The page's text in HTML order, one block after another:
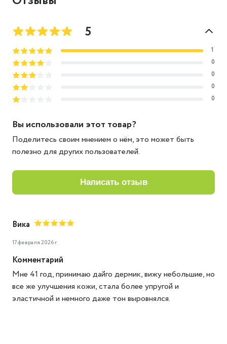
Вика
17 февраля 2026 г.
Комментарий
Мне 41 год, принимаю дайго дермик, вижу небольшие, но
все же улучшения кожи, стала более упругой и
эластичной и немного даже тон выровнялся.
5
1
0
0
0
0
Вы использовали этот товар?
Поделитесь своим мнением о нём, это может быть
полезно для других пользователей.
написать отзыв